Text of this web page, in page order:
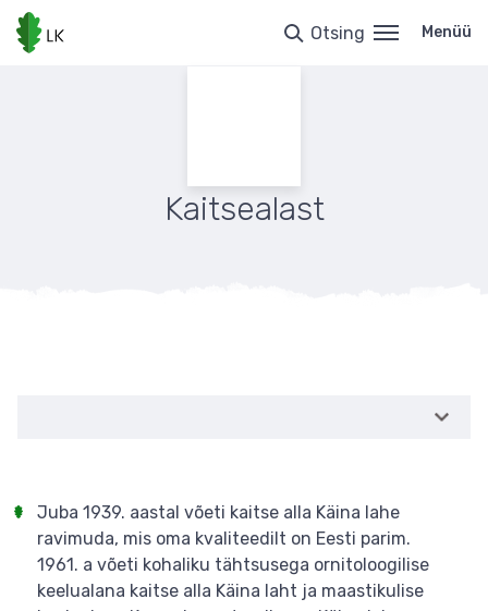
Liigu
edasi
põhisisu
Otsing Menüü
Kaitsealast
Juba 1939. aastal võeti kaitse alla Käina lahe
ravimuda, mis oma kvaliteedilt on Eesti parim.
1961. a võeti kohaliku tähtsusega ornitoloogilise
keelualana kaitse alla Käina laht ja maastikulise